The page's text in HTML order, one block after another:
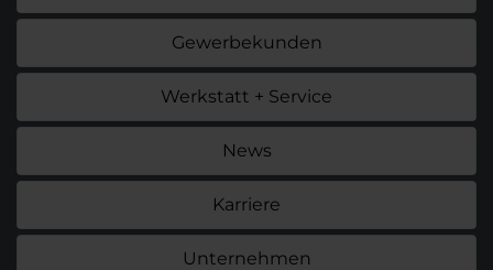
Gewerbekunden
Werkstatt + Service
News
Karriere
Unternehmen